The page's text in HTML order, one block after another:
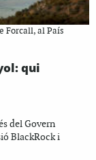
Forcall, al País
qui
del Govern
BlackRock i